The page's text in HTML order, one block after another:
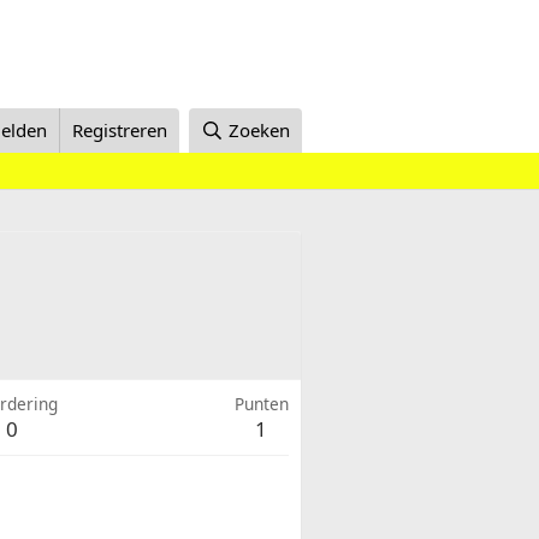
Registreren Zoeken
0
Punten
1